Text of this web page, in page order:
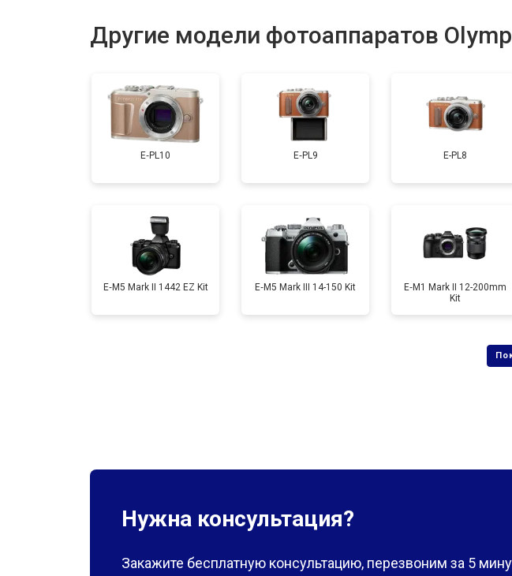
Замена CCD/CMOS матрицы
Чистка матрицы
Другие модели фотоаппаратов
E‑PL10 E‑PL9 E-PL8
E‑M5 Mark II 1442 EZ Kit E‑M5 Mark III 14-150 Kit
E‑M1 Mark II 12-200mm
Kit
Нужна консультация?
Закажите бесплатную консультацию, перезвоним за 5